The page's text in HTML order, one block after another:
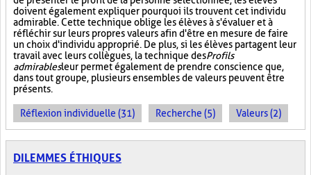
doivent également expliquer pourquoi ils trouvent cet individu
admirable. Cette technique oblige les élèves à s'évaluer et à
réfléchir sur leurs propres valeurs afin d'être en mesure de faire
un choix d'individu approprié. De plus, si les élèves partagent leur
travail avec leurs collègues, la technique desProfils
admirablesleur permet également de prendre conscience que,
dans tout groupe, plusieurs ensembles de valeurs peuvent être
présents.
Réflexion individuelle (31) Recherche (5) Valeurs (2)
DILEMMES ÉTHIQUES